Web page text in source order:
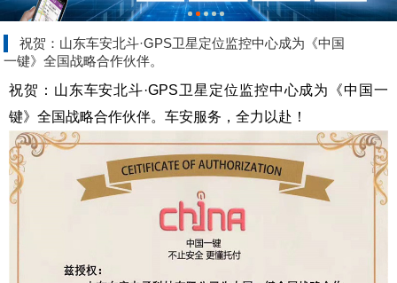
祝贺：山东车安北斗·GPS卫星定位监控中心成为《中国
一键》全国战略合作伙伴。
祝贺：山东车安北斗·GPS卫星定位监控中心成为《中国一
键》全国战略合作伙伴。车安服务，全力以赴！